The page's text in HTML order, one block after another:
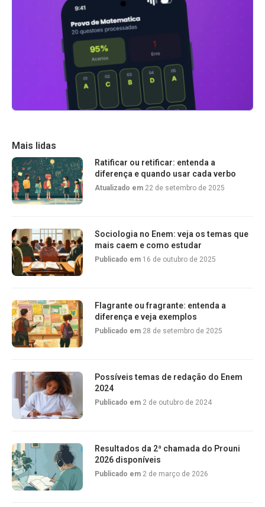
Mais lidas
Ratificar ou retificar: entenda a
diferença e quando usar cada verbo
Atualizado em 22 de setembro de 2025
Sociologia no Enem: veja os temas que
mais caem e como estudar
Publicado em 16 de outubro de 2025
Flagrante ou fragrante: entenda a
diferença e veja exemplos
Publicado em 28 de setembro de 2025
Possíveis temas de redação do Enem
2024
Publicado em 2 de outubro de 2024
Resultados da 2ª chamada do Prouni
2026 disponíveis
Publicado em 2 de março de 2026